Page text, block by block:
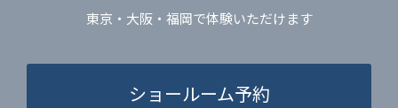
東京・大阪・福岡で体験いただけます
ショールーム予約